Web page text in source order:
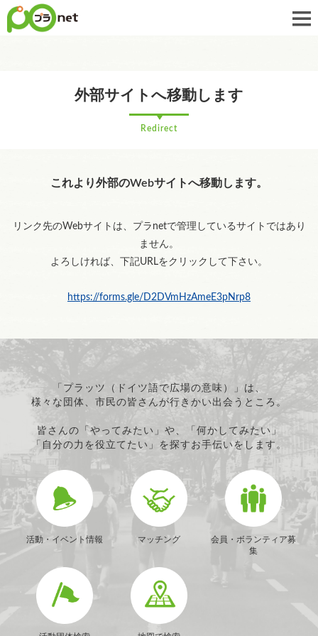
外部サイトへ移動します
Redirect
これより外部のWebサイトへ移動します。
リンク先のWebサイトは、プラnetで管理しているサイトではあり
ません。
よろしければ、下記URLをクリックして下さい。
https://forms.gle/D2DVmHzAmeE3pNrp8
「プラッツ（ドイツ語で広場の意味）」は、
様々な団体、市民の皆さんが行きかい出会うところ。
皆さんの「やってみたい」や、「何かしてみたい」
「自分の力を役立てたい」を探すお手伝いをします。
活動・イベント情報 マッチング
会員・ボランティア募
集